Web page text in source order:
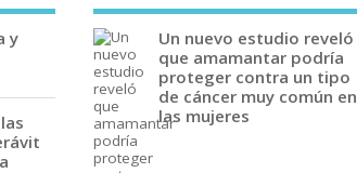
y
Un nuevo estudio reveló
que amamantar podría
proteger contra un tipo
de cáncer muy común en
las mujeres